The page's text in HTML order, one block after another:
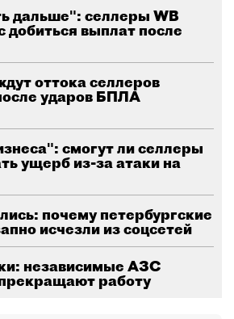
дальше": селлеры WB
добиться выплат после
оттока селлеров
ударов БПЛА
смогут ли селлеры
ущерб из-за атаки на
почему петербургские
исчезли из соцсетей
независимые АЗС
работу